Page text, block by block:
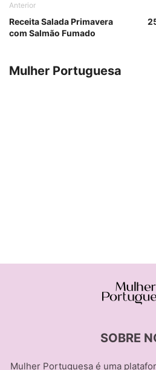
Anterior
Receita Salada Primavera
com Salmão Fumado
Mulher Portuguesa
SOBRE
Mulher Portuguesa é uma